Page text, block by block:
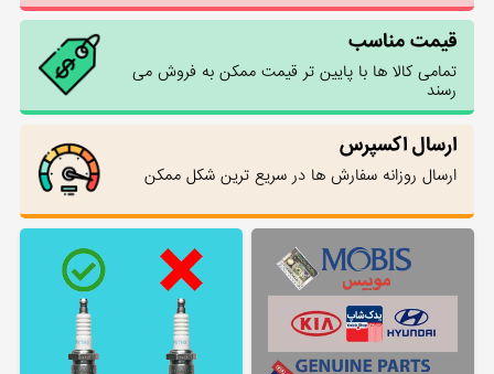
قیمت مناسب
تمامی کالا ها با پایین تر قیمت ممکن به فروش می
رسند
ارسال اکسپرس
ارسال روزانه سفارش ها در سریع ترین شکل ممکن